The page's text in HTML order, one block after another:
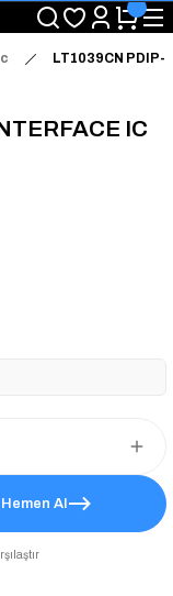
Kargo Avantajı!
Teslim."
Kaçırmayın!"LT1039CN PDIP-
IC
Hemen Al